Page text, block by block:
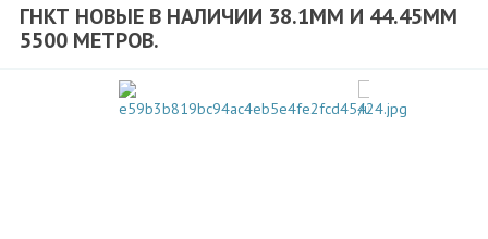
ГНКТ НОВЫЕ В НАЛИЧИИ 38.1ММ И 44.45ММ
5500 МЕТРОВ.